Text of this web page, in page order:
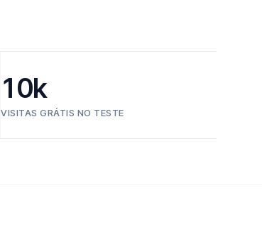
10k
VISITAS GRÁTIS NO TESTE